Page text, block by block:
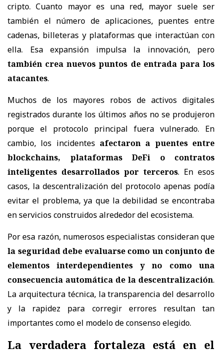
cripto. Cuanto mayor es una red, mayor suele ser
también el número de aplicaciones, puentes entre
cadenas, billeteras y plataformas que interactúan con
ella. Esa expansión impulsa la innovación, pero
también crea nuevos puntos de entrada para los
atacantes.
Muchos de los mayores robos de activos digitales
registrados durante los últimos años no se produjeron
porque el protocolo principal fuera vulnerado. En
cambio, los incidentes afectaron a puentes entre
blockchains, plataformas DeFi o contratos
inteligentes desarrollados por terceros. En esos
casos, la descentralización del protocolo apenas podía
evitar el problema, ya que la debilidad se encontraba
en servicios construidos alrededor del ecosistema.
Por esa razón, numerosos especialistas consideran que
la seguridad debe evaluarse como un conjunto de
elementos interdependientes y no como una
consecuencia automática de la descentralización.
La arquitectura técnica, la transparencia del desarrollo
y la rapidez para corregir errores resultan tan
importantes como el modelo de consenso elegido.
La verdadera fortaleza está en el